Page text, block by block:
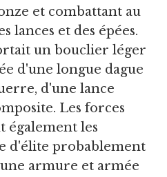
et combattant au
lances et des épées.
un bouclier léger
d'une longue dague
d'une lance
Les forces
également les
d'élite probablement
armure et armée